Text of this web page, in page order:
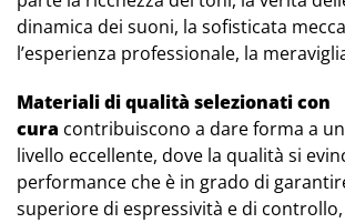
dinamica dei suoni, la sofisticata
l’esperienza professionale, la
Materiali di qualità selezionati con
cura contribuiscono a dare forma a
livello eccellente, dove la qualità si
performance che è in grado di
superiore di espressività e di